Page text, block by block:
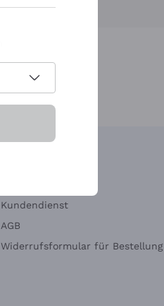
in 3 Raten
Kundendienst
AGB
Widerrufsformular für Bestellung